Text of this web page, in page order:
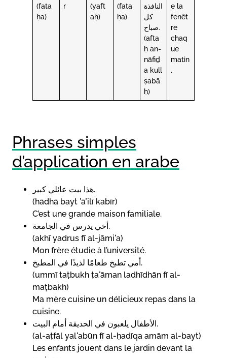
(fata
ḥa)
r
(yaft
aḥ)
(fata
ḥa)
النافذة
كل
صباح.
(afta
ḥ an-
nāfiḏ
a kull
ṣabā
ḥ)
e la
fenêt
re
chaq
ue
matin
.
Phrases simples
d’application en arabe
هذا بيت عائلي كبير.
(hādhā bayt ʿāʾilī kabīr)
C’est une grande maison familiale.
أخي يدرس في الجامعة.
(akhī yadrus fī al-jāmiʿa)
Mon frère étudie à l’université.
أمي تطبخ طعامًا لذيذًا في المطبخ.
(ummī taṭbukh ṭaʿāman ladhīdhān fī al-
maṭbakh)
Ma mère cuisine un délicieux repas dans la
cuisine.
الأطفال يلعبون في الحديقة أمام البيت.
(al-aṭfāl yalʿabūn fī al-ḥadīqa amām al-bayt)
Les enfants jouent dans le jardin devant la